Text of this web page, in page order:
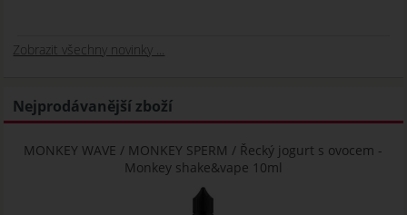
Zobrazit všechny novinky ...
Nejprodávanější zboží
MONKEY WAVE / MONKEY SPERM / Řecký jogurt s ovocem -
Monkey shake&vape 10ml